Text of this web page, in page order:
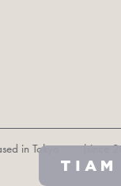
(since